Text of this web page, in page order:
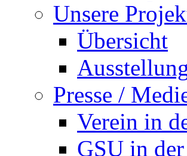
Unsere
Übersicht
Presse /
Verein in
GSU in der